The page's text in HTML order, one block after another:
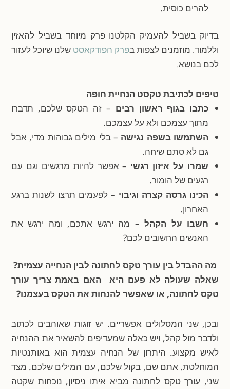
להרים כוסית.
בדיוק בשביל להעמיק הקלטנו פרק מיוחד בשביל להאזין
וללמוד. מוזמנים לצפות בפרק הפודקאסטשלנו שיוכל לעזור
לכם בנושא.
טיפים לכתיבת טקסט הנחיית חופה
כתבו בגוף ראשון רבים– זה הטקס שלכם, תדברו
מתוך עצמכם ולא על עצמכם.
השתמשו בשפה נגישה– בלי מילים גבוהות מדי, אבל
גם לא סתם שיחה.
שמרו על איזון רגשי– אפשר להיות מרגשים וגם עם
רגעים של הומור.
הכינו גרסה קצרה וגיבוי– לפעמים תרצו לשנות ברגע
האחרון.
חשבו על הקהל– מה ירגש אתכם, ומה ירגש את
האנשים החשובים לכם?
מה ההבדל בין עורך טקס לחתונה לבין הנחייה עצמית?
שאלה שעולה לא פעם היא האם באמת צריך עורך
טקס לחתונה, או שאפשר להנחות את הטקס בעצמנו?
ובכן, שני המסלולים אפשריים. יש זוגות שאוהבים לכתוב
ולדבר מול קהל, ויש כאלה שמעדיפים להשאיר את ההנחיה
לאיש מקצוע. היתרון של הנחיה עצמית הוא באותנטיות
המוחלטת. אתם שם, בקול שלכם, עם המילים שלכם. מצד
שני, עורך טקס לחתונה מביא איתו ניסיון, נוכחות שקטה